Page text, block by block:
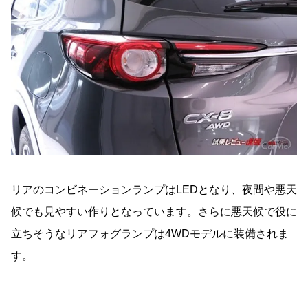
リアのコンビネーションランプはLEDとなり、夜間や悪天
候でも見やすい作りとなっています。さらに悪天候で役に
立ちそうなリアフォグランプは4WDモデルに装備されま
す。